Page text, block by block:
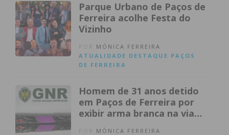
Parque Urbano de Paços de
Ferreira acolhe Festa do
Vizinho
MÓNICA FERREIRA
ATUALIDADE DESTAQUE PAÇOS
DE FERREIRA
Homem de 31 anos detido
em Paços de Ferreira por
exibir arma branca na via
pública
MÓNICA FERREIRA